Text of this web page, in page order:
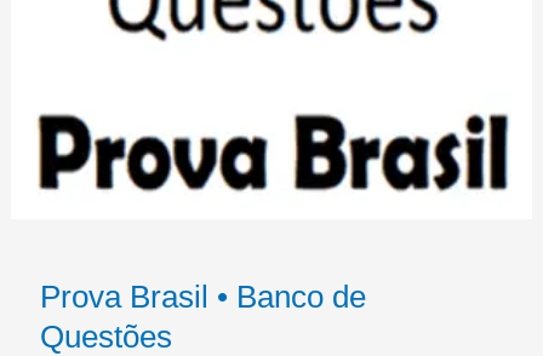
Prova Brasil • Banco de
Questões